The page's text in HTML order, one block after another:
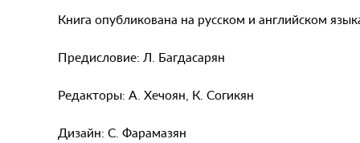
Книга опубликована на русском и английском
Предисловие: Л. Багдасарян
Редакторы: А. Хечоян, К. Согикян
Дизайн: С. Фарамазян